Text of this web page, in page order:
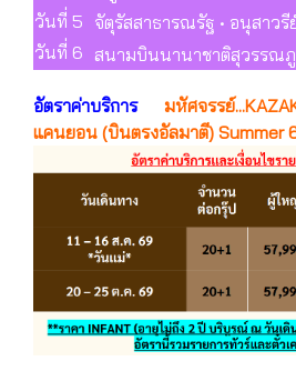
วันที่ 5 จัตุรัสสาธารณรัฐ • อนุสาว
วันที่ 6 สนามบินนานาชาติสุวรรณ
อัตราค่าบริการ
มหัศจรรย์
แคนยอน (บินตรงอัลมาตี) Summer